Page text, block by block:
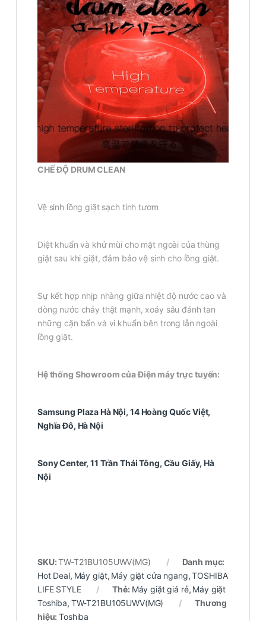
CHẾ ĐỘ DRUM CLEAN
Vệ sinh lồng giặt sạch tinh tươm
Diệt khuẩn và khử mùi cho mặt ngoài của thùng
giặt sau khi giặt, đảm bảo vệ sinh cho lồng giặt.
Sự kết hợp nhịp nhàng giữa nhiệt độ nước cao và
dòng nước chảy thật mạnh, xoáy sâu đánh tan
những cặn bẩn và vi khuẩn bên trong lẫn ngoài
lồng giặt.
Hệ thống Showroom của Điện máy trực tuyến:
Samsung Plaza Hà Nội, 14 Hoàng Quốc Việt,
Nghĩa Đô, Hà Nội
Sony Center, 11 Trần Thái Tông, Cầu Giấy, Hà
Nội
SKU:TW-T21BU105UWV(MG)
Danh mục:
Hot Deal, Máy giặt, Máy giặt cửa ngang,TOSHIBA
LIFE STYLE
Thẻ: Máy giặt giá rẻ, Máy giặt
Toshiba, TW-T21BU105UWV(MG)
Thương
hiệu:Toshiba